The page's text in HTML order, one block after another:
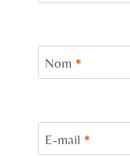
Nom *
E-mail *